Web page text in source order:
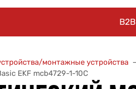
B2B
монтажные устройства
EKF mcb4729-1-10C